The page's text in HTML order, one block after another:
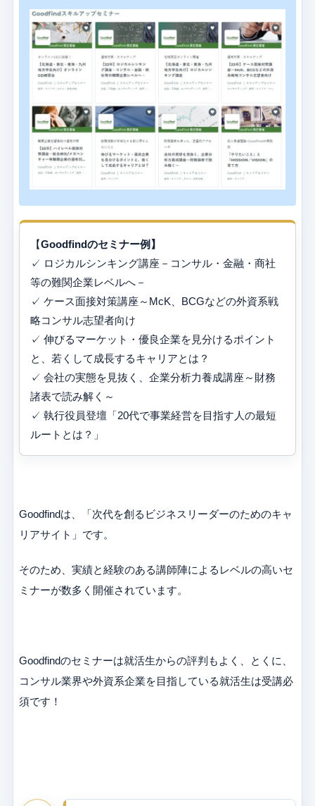
【Goodfindのセミナー例】
✓ ロジカルシンキング講座－コンサル・金融・商社
等の難関企業レベルへ－
✓ ケース面接対策講座～McK、BCGなどの外資系戦
略コンサル志望者向け
✓ 伸びるマーケット・優良企業を見分けるポイント
と、若くして成長するキャリアとは？
✓ 会社の実態を見抜く、企業分析力養成講座～財務
諸表で読み解く～
✓ 執行役員登壇「20代で事業経営を目指す人の最短
ルートとは？」
Goodfindは、「次代を創るビジネスリーダーのためのキャ
リアサイト」です。
そのため、実績と経験のある講師陣によるレベルの高いセ
ミナーが数多く開催されています。
Goodfindのセミナーは就活生からの評判もよく、とくに、
コンサル業界や外資系企業を目指している就活生は受講必
須です！